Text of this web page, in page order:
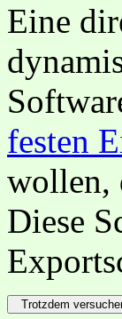
Eine
festen
wollen,
Diese